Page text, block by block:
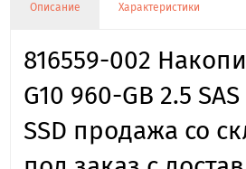
Описание Характеристики
816559-002
G10 960-GB 2.5 SAS
SSD продажа со